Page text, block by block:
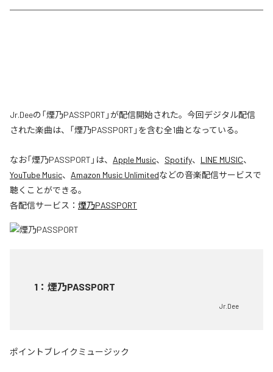
Jr.Deeの「煙乃PASSPORT」が配信開始された。今回デジタル配信
された楽曲は、「煙乃PASSPORT」を含む全1曲となっている。
なお「煙乃PASSPORT 」は、 Apple Music、 Spotify、 LINE MUSIC、
YouTube Music、 Amazon Music Unlimitedなどの音楽配信サービスで
聴くことができる。
各配信サービス： 煙乃PASSPORT
1 ： 煙乃PASSPORT
Jr.Dee
ポイントブレイクミュージック